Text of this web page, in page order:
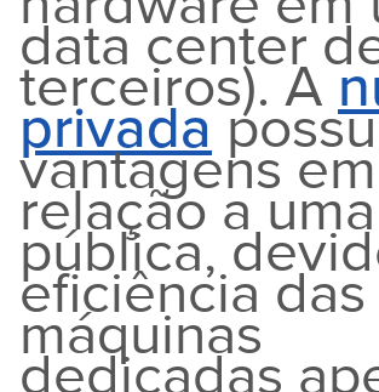
data center
terceiros). A
privada
vantagens em
relação a uma
pública,
eficiência das
máquinas
dedicadas